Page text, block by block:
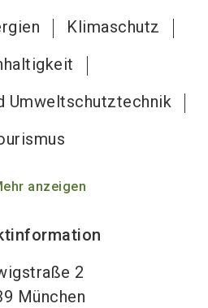
Klimaschutz
Umweltschutztechnik
anzeigen
2
München